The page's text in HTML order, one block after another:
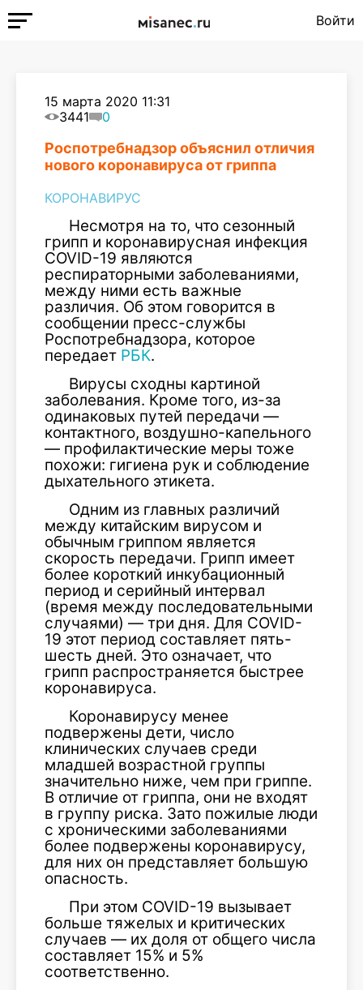
Войти
15 марта 2020 11:31
3441
0
Роспотребнадзор объяснил отличия
нового коронавируса от гриппа
КОРОНАВИРУС
Несмотря на то, что сезонный
грипп и коронавирусная инфекция
COVID-19 являются
респираторными заболеваниями,
между ними есть важные
различия. Об этом говорится в
сообщении пресс-службы
Роспотребнадзора, которое
передает РБК.
Вирусы сходны картиной
заболевания. Кроме того, из-за
одинаковых путей передачи —
контактного, воздушно-капельного
— профилактические меры тоже
похожи: гигиена рук и соблюдение
дыхательного этикета.
Одним из главных различий
между китайским вирусом и
обычным гриппом является
скорость передачи. Грипп имеет
более короткий инкубационный
период и серийный интервал
(время между последовательными
случаями) — три дня. Для COVID-
19 этот период составляет пять-
шесть дней. Это означает, что
грипп распространяется быстрее
коронавируса.
Коронавирусу менее
подвержены дети, число
клинических случаев среди
младшей возрастной группы
значительно ниже, чем при гриппе.
В отличие от гриппа, они не входят
в группу риска. Зато пожилые люди
с хроническими заболеваниями
более подвержены коронавирусу,
для них он представляет большую
опасность.
При этом COVID-19 вызывает
больше тяжелых и критических
случаев — их доля от общего числа
составляет 15% и 5%
соответственно.